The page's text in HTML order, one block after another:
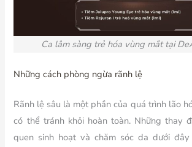
Ca lâm sàng trẻ hóa vùng mắt tại
Những cách phòng ngừa rãnh lệ
Rãnh lệ sâu là một phần của quá trình lão
có thể tránh khỏi hoàn toàn. Những thay
quen sinh hoạt và chăm sóc da dưới